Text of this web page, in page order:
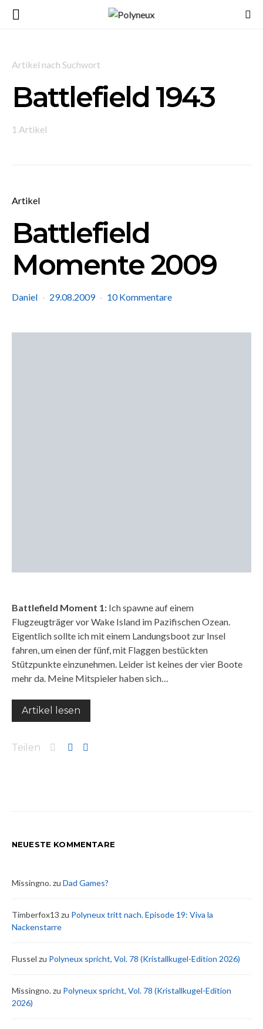
Artikel nach Suchwort
Battlefield 1943
1 Artikel
Artikel
Battlefield
Momente 2009
Daniel 29.08.2009 10 Kommentare
Battlefield Moment 1: Ich spawne auf einem
Flugzeugträger vor Wake Island im Pazifischen Ozean.
Eigentlich sollte ich mit einem Landungsboot zur Insel
fahren, um einen der fünf, mit Flaggen bestückten
Stützpunkte einzunehmen. Leider ist keines der vier Boote
mehr da. Meine Mitspieler haben sich…
Artikel lesen
Teilen
NEUESTE KOMMENTARE
Missingno.zu Dad Games?
Timberfox13 zu Polyneux tritt nach. Episode 19: Viva la
Nackenstarre
Flussel zu Polyneux spricht, Vol. 78 (Kristallkugel-Edition 2026)
Missingno.zu Polyneux spricht, Vol. 78 (Kristallkugel-Edition
2026)